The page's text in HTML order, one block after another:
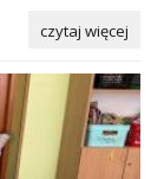
czytaj więcej